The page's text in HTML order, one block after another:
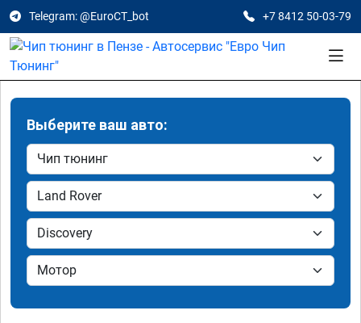
Telegram: @EuroCT_bot +7 8412 50-03-79
Выберите ваш авто: